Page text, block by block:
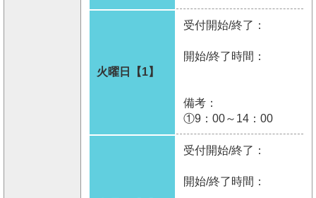
火曜日【1】
受付開始/終了：
開始/終了時間：
備考：
①9：00～14：00
受付開始/終了：
開始/終了時間：